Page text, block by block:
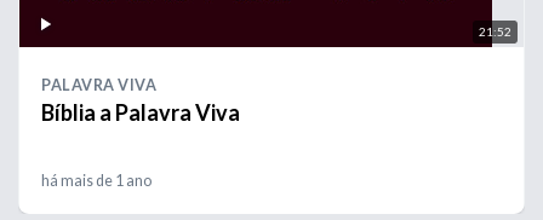
21:52
PALAVRA VIVA
Bíblia a Palavra Viva
há mais de 1 ano